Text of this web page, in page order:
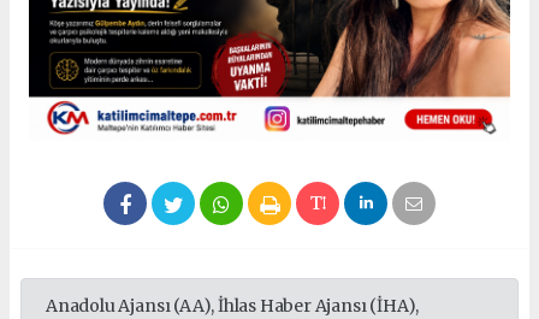
Anadolu Ajansı (AA), İhlas Haber Ajansı (İHA),